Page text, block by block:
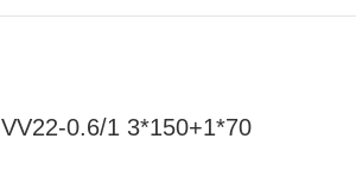
VV22-0.6/1 3*150+1*70